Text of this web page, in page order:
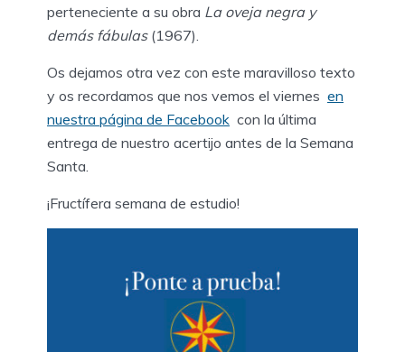
perteneciente a su obra La oveja negra y
demás fábulas(1967).
Os dejamos otra vez con este maravilloso texto
y os recordamos que nos vemos el viernes en
nuestra página de Facebook con la última
entrega de nuestro acertijo antes de la Semana
Santa.
¡Fructífera semana de estudio!